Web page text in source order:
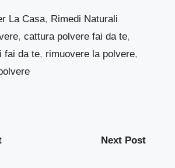
La Casa, Rimedi Naturali
,cattura polvere fai da te,
fai da te, rimuovere la polvere,
Next Post